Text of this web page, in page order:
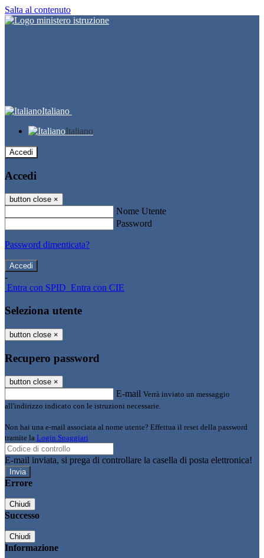
Salta al contenuto
Italiano
Italiano
Accedi
Accedi
button close ×
Nome Utente
Password
Password dimenticata?
-
Entra con SPID Entra con CIE
Seleziona utente
button close ×
Recupero password
button close ×
E-mail Verrà inviato un messaggio
all'indirizzo indicato con le istruzioni necessarie.
Non hai una e-mail associata al nome utente? Effettua il reset della password
tramite la Login Spaggiari
E-mail inviata, si prega di controllare la casella di posta elettronica!
Errore
Chiudi
Successo
Chiudi
Informazione